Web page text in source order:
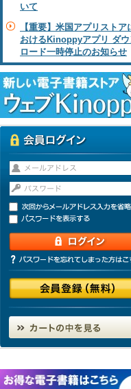
いて
【重要】米国アプリストア
おけるKinoppyアプリ ダウ
ロード一時停止のお知らせ